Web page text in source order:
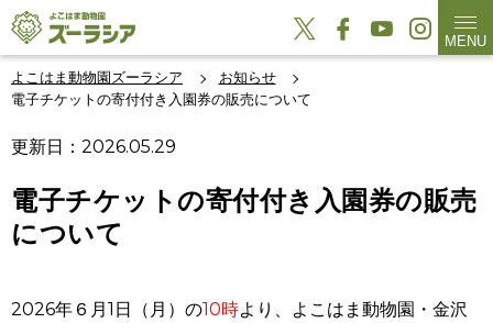
MENU
よこはま動物園ズーラシア
お知らせ
電子チケットの寄付付き入園券の販売について
更新日：2026.05.29
電子チケットの寄付付き入園券の販売
について
2026年６月1 日（月）の10時より、よこはま動物園・金沢